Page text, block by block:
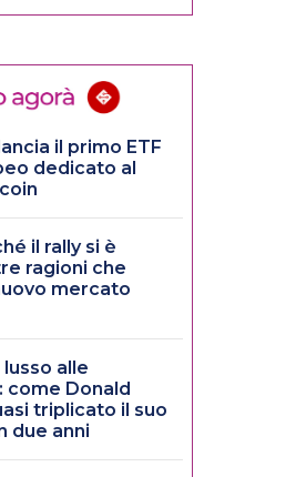
il primo ETF
dedicato al
il rally si è
ragioni che
mercato
alle
Donald
triplicato il suo
due anni